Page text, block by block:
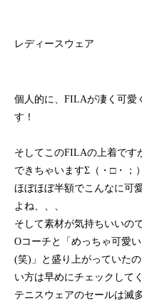
レディースウェア
個人的に、FILAが凄く可愛
す！
そしてこのFILAの上着です
できちゃいますΣ（・□・；）
ほぼほぼ半額でこんなに可
よね、、、
そして素材が気持ちいいの
Oコーチと「めっちゃ可愛
(笑)」と盛り上がっていた
い方は早めにチェックして
テニスウェアのセールは滅